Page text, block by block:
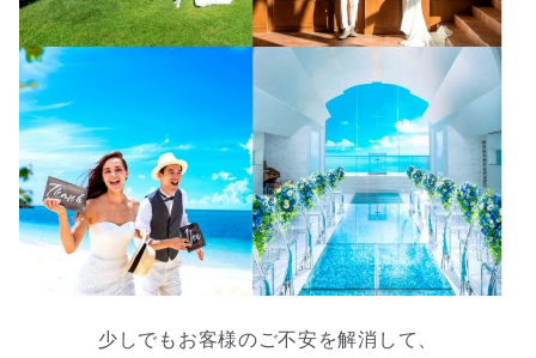
少しでもお客様のご不安を解消して、